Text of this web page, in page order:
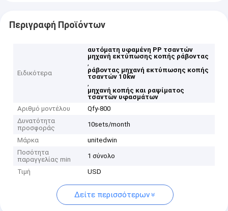
Περιγραφή Προϊόντων
Ειδικότερα
αυτόματη υφαμένη PP τσαντών
μηχανή εκτύπωσης κοπής ράβοντας
,
ράβοντας μηχανή εκτύπωσης κοπής
τσαντών 10kw
,
μηχανή κοπής και ραψίματος
τσαντών υφασμάτων
Αριθμό μοντέλου
Qfy-800
Δυνατότητα
προσφοράς
10sets/month
Μάρκα
unitedwin
Ποσότητα
παραγγελίας min
1 σύνολο
Τιμή USD
Δείτε περισσότερων